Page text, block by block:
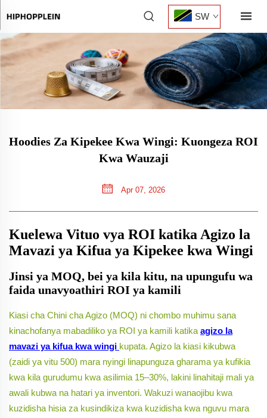
SW
Hoodies Za Kipekee Kwa Wingi: Kuongeza ROI
Kwa Wauzaji
Apr 07, 2026
Kuelewa Vituo vya ROI katika Agizo la
Mavazi ya Kifua ya Kipekee kwa Wingi
Jinsi ya MOQ, bei ya kila kitu, na upungufu wa
faida unavyoathiri ROI ya kamili
Kiasi cha Chini cha Agizo (MOQ) ni chombo muhimu sana
kinachofanya mabadiliko ya ROI ya kamili katika agizo la
mavazi ya kifua kwa wingi kupata. Agizo la kiasi kikubwa
(zaidi ya vitu 500) mara nyingi linapunguza gharama ya kufikia
kwa kila gurudumu kwa asilimia 15–30%, lakini linahitaji mali ya
awali kubwa na hatari ya inventori. Wakuzi wanaojibu kwa
kuzidisha hisia za kusindikiza kwa kuzidisha kwa nguvu mara